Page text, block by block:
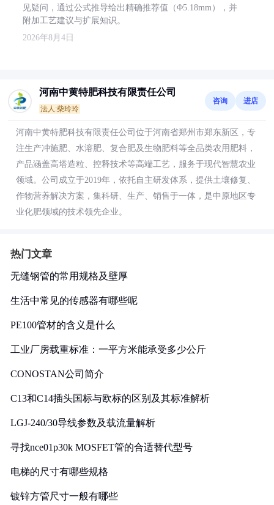
见疑问，通过公式推导给出精确推荐值（Φ5.18mm），并
附加工艺建议与扩展知识。
2026年8月4日
河南中黄特肥科技有限责任公司
法人:柴玲玲
咨询 进店
河南中黄特肥科技有限责任公司位于河南省郑州市郑东新区，专
注生产冲施肥、水溶肥、复合肥及生物肥料等全品类农用肥料，
产品涵盖高塔造粒、控释技术等高端工艺，服务于现代智慧农业
领域。公司成立于2019年，依托自主研发体系，提供土壤修复、
作物营养解决方案，集科研、生产、销售于一体，是中原地区专
业化肥领域的技术领先企业。
热门文章
无缝钢管的常用规格及壁厚
生活中常见的传感器有哪些呢
PE100管材的含义是什么
工业厂房载重标准：一平方米能承受多少公斤
CONOSTAN公司简介
C13和C14插头国标与欧标的区别及其标准解析
LGJ-240/30导线参数及载流量解析
寻找nce01p30k MOSFET管的合适替代型号
电梯的尺寸有哪些规格
镀锌方管尺寸一般有哪些